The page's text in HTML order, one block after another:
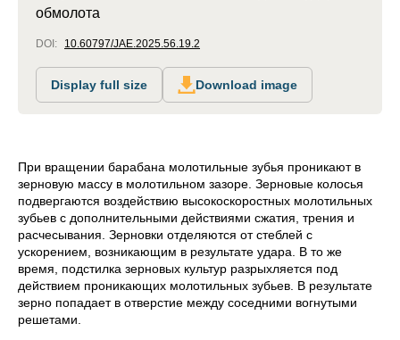
обмолота
DOI: 10.60797/JAE.2025.56.19.2
Display full size Download image
При вращении барабана молотильные зубья проникают в
зерновую массу в молотильном зазоре. Зерновые колосья
подвергаются воздействию высокоскоростных молотильных
зубьев с дополнительными действиями сжатия, трения и
расчесывания. Зерновки отделяются от стеблей с
ускорением, возникающим в результате удара. В то же
время, подстилка зерновых культур разрыхляется под
действием проникающих молотильных зубьев. В результате
зерно попадает в отверстие между соседними вогнутыми
решетами.